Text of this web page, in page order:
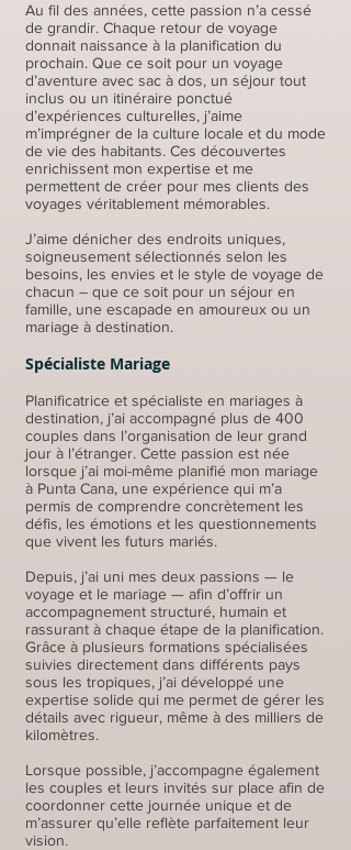
Au fil des années, cette passion n’a cessé
de grandir. Chaque retour de voyage
donnait naissance à la planification du
prochain. Que ce soit pour un voyage
d’aventure avec sac à dos, un séjour tout
inclus ou un itinéraire ponctué
d’expériences culturelles, j’aime
m’imprégner de la culture locale et du mode
de vie des habitants. Ces découvertes
enrichissent mon expertise et me
permettent de créer pour mes clients des
voyages véritablement mémorables.
J’aime dénicher des endroits uniques,
soigneusement sélectionnés selon les
besoins, les envies et le style de voyage de
chacun – que ce soit pour un séjour en
famille, une escapade en amoureux ou un
mariage à destination.
Spécialiste Mariage
Planificatrice et spécialiste en mariages à
destination, j’ai accompagné plus de 400
couples dans l’organisation de leur grand
jour à l’étranger. Cette passion est née
lorsque j’ai moi-même planifié mon mariage
à Punta Cana, une expérience qui m’a
permis de comprendre concrètement les
défis, les émotions et les questionnements
que vivent les futurs mariés.
Depuis, j’ai uni mes deux passions — le
voyage et le mariage — afin d’offrir un
accompagnement structuré, humain et
rassurant à chaque étape de la planification.
Grâce à plusieurs formations spécialisées
suivies directement dans différents pays
sous les tropiques, j’ai développé une
expertise solide qui me permet de gérer les
détails avec rigueur, même à des milliers de
kilomètres.
Lorsque possible, j’accompagne également
les couples et leurs invités sur place afin de
coordonner cette journée unique et de
m’assurer qu’elle reflète parfaitement leur
vision.